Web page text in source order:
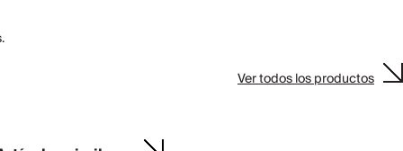
Ver todos los productos